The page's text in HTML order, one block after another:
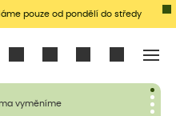
pouze od pondělí do středy
vyměníme